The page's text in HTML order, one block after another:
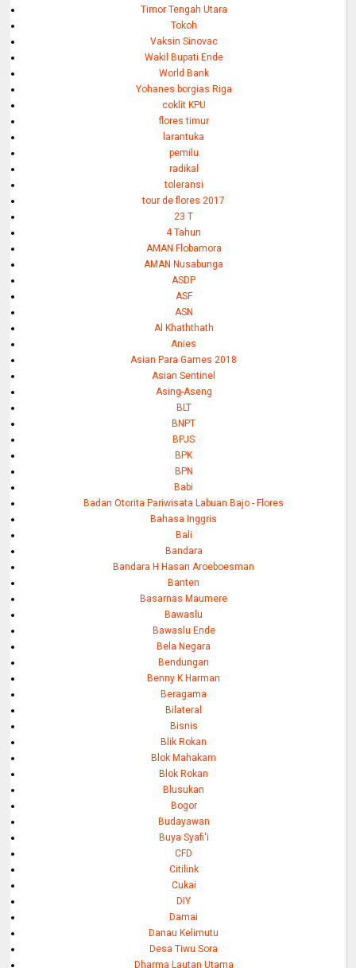
Timor Tengah Utara
Tokoh
Vaksin Sinovac
Wakil Bupati Ende
World Bank
Yohanes borgias Riga
coklit KPU
flores timur
larantuka
pemilu
radikal
toleransi
tour de flores 2017
23 T
4 Tahun
AMAN Flobamora
AMAN Nusabunga
ASDP
ASF
ASN
Al Khaththath
Anies
Asian Para Games 2018
Asian Sentinel
Asing-Aseng
BLT
BNPT
BPJS
BPK
BPN
Babi
Badan Otorita Pariwisata Labuan Bajo - Flores
Bahasa Inggris
Bali
Bandara
Bandara H Hasan Aroeboesman
Banten
Basarnas Maumere
Bawaslu
Bawaslu Ende
Bela Negara
Bendungan
Benny K Harman
Beragama
Bilateral
Bisnis
Blik Rokan
Blok Mahakam
Blok Rokan
Blusukan
Bogor
Budayawan
Buya Syafi'i
CFD
Citilink
Cukai
DIY
Damai
Danau Kelimutu
Desa Tiwu Sora
Dharma Lautan Utama